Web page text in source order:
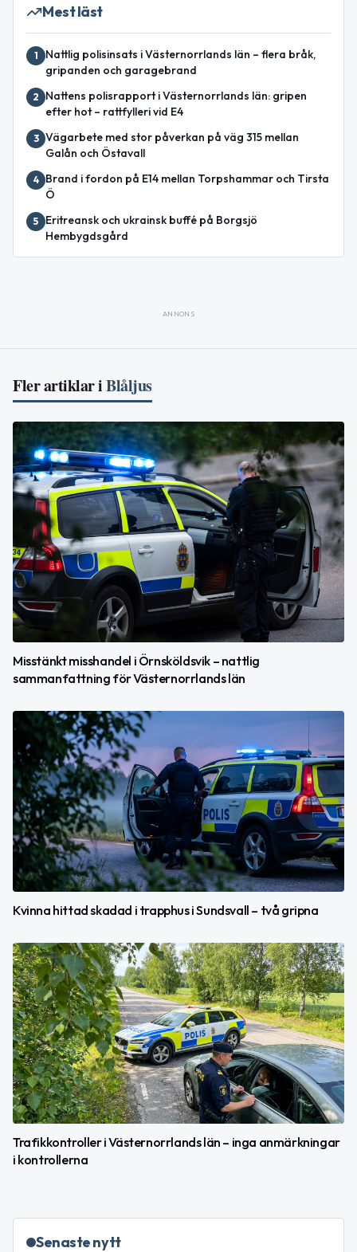
Mest läst
1
Nattlig polisinsats i Västernorrlands län – flera bråk,
gripanden och garagebrand
2
Nattens polisrapport i Västernorrlands län: gripen
efter hot – rattfylleri vid E4
3 Vägarbete med stor påverkan på väg 315 mellan
Galån och Östavall
4
Brand i fordon på E14 mellan Torpshammar och Tirsta
Ö
5
Eritreansk och ukrainsk buffé på Borgsjö
Hembygdsgård
ANNONS
Fler artiklar iBlåljus
Misstänkt misshandel i Örnsköldsvik – nattlig
sammanfattning för Västernorrlands län
Kvinna hittad skadad i trapphus i Sundsvall – två gripna
Trafikkontroller i Västernorrlands län – inga anmärkningar
i kontrollerna
Senaste nytt